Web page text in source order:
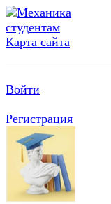
Карта сайта
Войти
Регистрация